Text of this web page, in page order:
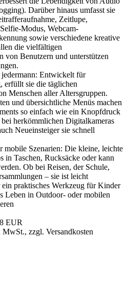
Darüber hinaus umfasst sie
Zeitlupe,
Modus, Webcam-
sowie verschiedene kreative
die vielfältigen
von Benutzern und unterstützen
Entwickelt für
erfüllt sie die täglichen
Menschen aller Altersgruppen.
und übersichtliche Menüs machen
so einfach wie ein Knopfdruck
herkömmlichen Digitalkameras
Neueinsteiger sie schnell
mobile Szenarien: Die kleine, leichte
in Taschen, Rucksäcke oder kann
Ob bei Reisen, der Schule,
– sie ist leicht
praktisches Werkzeug für Kinder
Leben in Outdoor- oder mobilen
EUR
MwSt., zzgl. Versandkosten